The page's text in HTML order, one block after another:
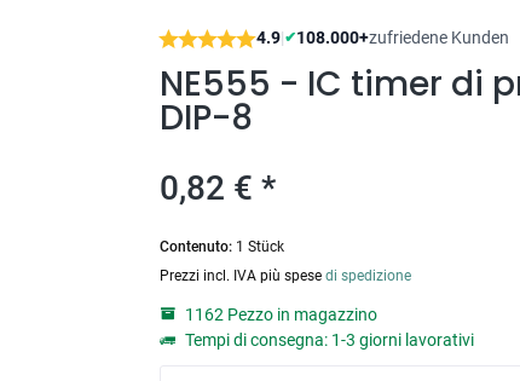
4.9|✔108.000+zufriedene Kunden
NE555 - IC timer di
DIP-8
0,82 € *
Contenuto: 1 Stück
Prezzi incl. IVA più spesedi spedizione
1162 Pezzo in magazzino
Tempi di consegna: 1-3 giorni lavorativi